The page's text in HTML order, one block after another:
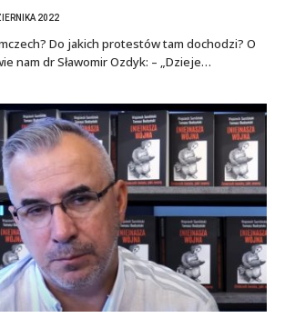
2022
Do jakich protestów tam dochodzi? O
nam dr Sławomir Ozdyk: – „Dzieje…